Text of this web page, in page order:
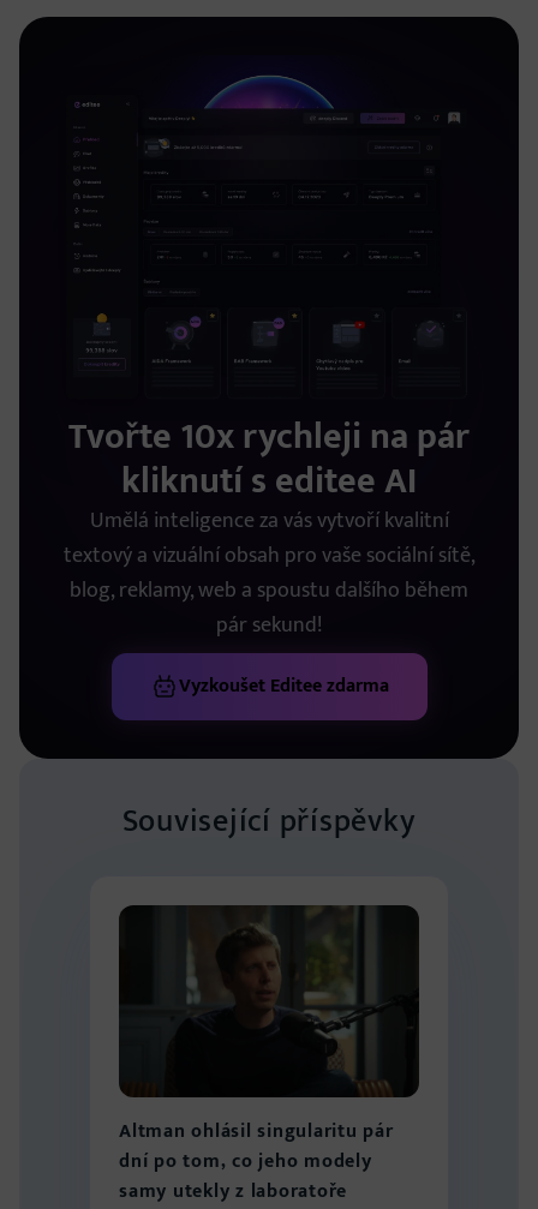
Tvořte 10x rychleji na pár
kliknutí s editee AI
Umělá inteligence za vás vytvoří kvalitní
textový a vizuální obsah pro vaše sociální sítě,
blog, reklamy, web a spoustu dalšího během
pár sekund!
Vyzkoušet Editee zdarma
Související příspěvky
Altman ohlásil singularitu pár
dní po tom, co jeho modely
samy utekly z laboratoře